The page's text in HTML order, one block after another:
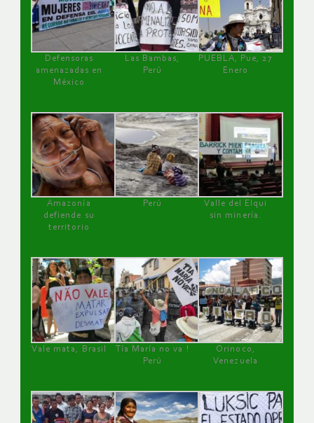
Defensoras
amenazadas en
México
Las Bambas,
Perú
PUEBLA, Pue, 27
Enero
Amazonía
defiende su
territorio
Perú
Valle del Elqui
sin minería.
Vale mata, Brasil
Tía María no va !
Perú
Orinoco,
Venezuela